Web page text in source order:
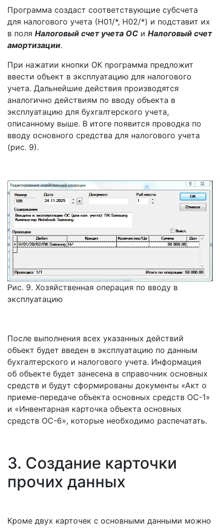
Программа создаст соответствующие субсчета
для налогового учета (Н01/*, Н02/*) и подставит их
в поля Налоговый счет учета ОС и Налоговый счет
амортизации.
При нажатии кнопки ОК программа предложит
ввести объект в эксплуатацию для налогового
учета. Дальнейшие действия производятся
аналогично действиям по вводу объекта в
эксплуатацию для бухгалтерского учета,
описанному выше. В итоге появится проводка по
вводу основного средства для налогового учета
(рис. 9).
Рис. 9. Хозяйственная операция по вводу в
эксплуатацию
После выполнения всех указанных действий
объект будет введен в эксплуатацию по данным
бухгалтерского и налогового учета. Информация
об объекте будет занесена в справочник основных
средств и будут сформированы документы «Акт о
приеме-передаче объекта основных средств ОС-1»
и «Инвентарная карточка объекта основных
средств ОС-6», которые необходимо распечатать.
3. Создание карточки
прочих данных
Кроме двух карточек с основными данными можно